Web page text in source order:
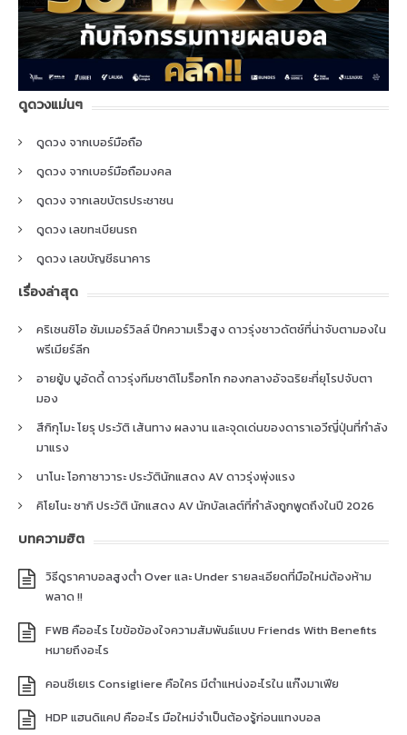
ดูดวงแม่นๆ
ดูดวง จากเบอร์มือถือ
ดูดวง จากเบอร์มือถือมงคล
ดูดวง จากเลขบัตรประชาชน
ดูดวง เลขทะเบียนรถ
ดูดวง เลขบัญชีธนาคาร
เรื่องล่าสุด
คริเซนซิโอ ซัมเมอร์วิลล์ ปีกความเร็วสูง ดาวรุ่งชาวดัตช์ที่น่าจับตามองใน
พรีเมียร์ลีก
อายยู้บ บูอัดดี้ ดาวรุ่งทีมชาติโมร็อกโก กองกลางอัจฉริยะที่ยุโรปจับตา
มอง
สึกิกุโมะ โยรุ ประวัติ เส้นทาง ผลงาน และจุดเด่นของดาราเอวีญี่ปุ่นที่กำลัง
มาแรง
นาโนะ โอกาซาวาระ ประวัตินักแสดง AV ดาวรุ่งพุ่งแรง
คิโยโนะ ซากิ ประวัติ นักแสดง AV นักบัลเลต์ที่กำลังถูกพูดถึงในปี 2026
บทความฮิต
วิธีดูราคาบอลสูงต่ำ Over และ Under รายละเอียดที่มือใหม่ต้องห้าม
พลาด !!
FWB คืออะไร ไขข้อข้องใจความสัมพันธ์แบบ Friends With Benefits
หมายถึงอะไร
คอนซีเยเร Consigliere คือใคร มีตำแหน่งอะไรใน แก๊งมาเฟีย
HDP แฮนดิแคป คืออะไร มือใหม่จำเป็นต้องรู้ก่อนแทงบอล